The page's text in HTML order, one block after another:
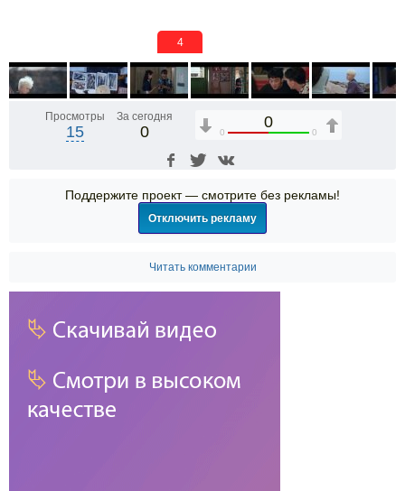
4
Просмотры
15
За сегодня
0
0
0 0
Поддержите проект — смотрите без рекламы!
Отключить рекламу
Читать комментарии